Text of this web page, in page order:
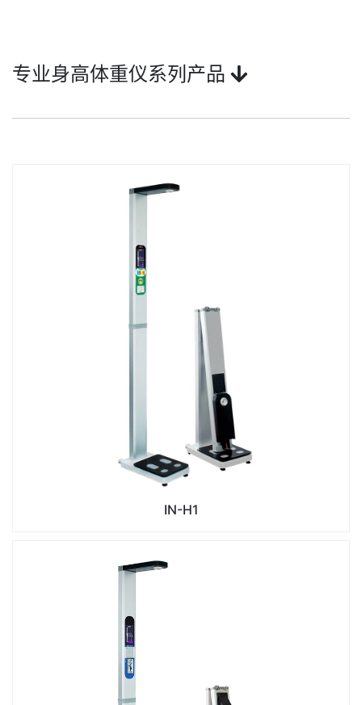
专业身高体重仪系列产品
IN-H1